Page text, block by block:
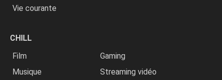
Vie courante
CHILL
Film
Gaming
Musique
Streaming vidéo